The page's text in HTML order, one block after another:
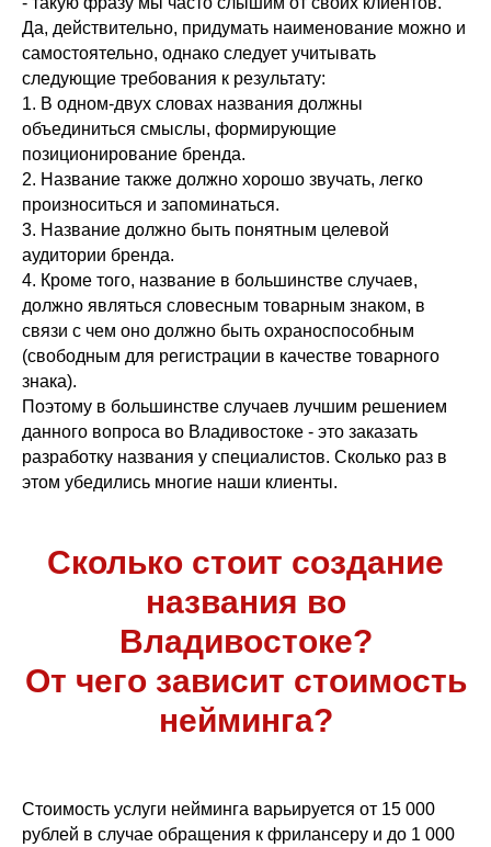
Да, действительно, придумать наименование можно и
самостоятельно, однако следует учитывать
следующие требования к результату:
1. В одном-двух словах названия должны
объединиться смыслы, формирующие
позиционирование бренда.
2. Название также должно хорошо звучать, легко
произноситься и запоминаться.
3. Название должно быть понятным целевой
аудитории бренда.
4. Кроме того, название в большинстве случаев,
должно являться словесным товарным знаком, в
связи с чем оно должно быть охраноспособным
(свободным для регистрации в качестве товарного
знака).
Поэтому в большинстве случаев лучшим решением
данного вопроса во Владивостоке - это заказать
разработку названия у специалистов. Сколько раз в
этом убедились многие наши клиенты.
Сколько стоит создание
названия во
Владивостоке?
От чего зависит стоимость
нейминга?
Стоимость услуги нейминга варьируется от 15 000
рублей в случае обращения к фрилансеру и до 1 000